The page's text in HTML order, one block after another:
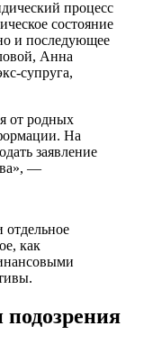
процесс
состояние
и последующее
Анна
супруга,
от родных
На
заявление
—
отдельное
как